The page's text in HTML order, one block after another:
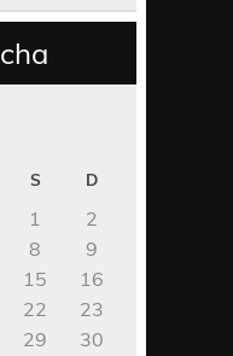
S D
1
2
8
9
15
16
22
23
29
30